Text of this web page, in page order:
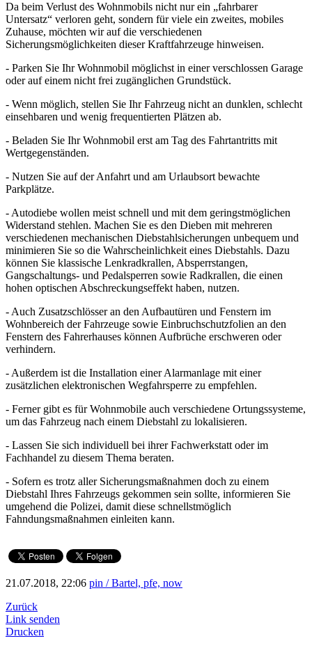
Da beim Verlust des Wohnmobils nicht nur ein „fahrbarer
Untersatz“ verloren geht, sondern für viele ein zweites, mobiles
Zuhause, möchten wir auf die verschiedenen
Sicherungsmöglichkeiten dieser Kraftfahrzeuge hinweisen.
- Parken Sie Ihr Wohnmobil möglichst in einer verschlossen Garage
oder auf einem nicht frei zugänglichen Grundstück.
- Wenn möglich, stellen Sie Ihr Fahrzeug nicht an dunklen, schlecht
einsehbaren und wenig frequentierten Plätzen ab.
- Beladen Sie Ihr Wohnmobil erst am Tag des Fahrtantritts mit
Wertgegenständen.
- Nutzen Sie auf der Anfahrt und am Urlaubsort bewachte
Parkplätze.
- Autodiebe wollen meist schnell und mit dem geringstmöglichen
Widerstand stehlen. Machen Sie es den Dieben mit mehreren
verschiedenen mechanischen Diebstahlsicherungen unbequem und
minimieren Sie so die Wahrscheinlichkeit eines Diebstahls. Dazu
können Sie klassische Lenkradkrallen, Absperrstangen,
Gangschaltungs- und Pedalsperren sowie Radkrallen, die einen
hohen optischen Abschreckungseffekt haben, nutzen.
- Auch Zusatzschlösser an den Aufbautüren und Fenstern im
Wohnbereich der Fahrzeuge sowie Einbruchschutzfolien an den
Fenstern des Fahrerhauses können Aufbrüche erschweren oder
verhindern.
- Außerdem ist die Installation einer Alarmanlage mit einer
zusätzlichen elektronischen Wegfahrsperre zu empfehlen.
- Ferner gibt es für Wohnmobile auch verschiedene Ortungssysteme,
um das Fahrzeug nach einem Diebstahl zu lokalisieren.
- Lassen Sie sich individuell bei ihrer Fachwerkstatt oder im
Fachhandel zu diesem Thema beraten.
- Sofern es trotz aller Sicherungsmaßnahmen doch zu einem
Diebstahl Ihres Fahrzeugs gekommen sein sollte, informieren Sie
umgehend die Polizei, damit diese schnellstmöglich
Fahndungsmaßnahmen einleiten kann.
21.07.2018, 22:06 pin / Bartel, pfe, now
Zurück
Link senden
Drucken